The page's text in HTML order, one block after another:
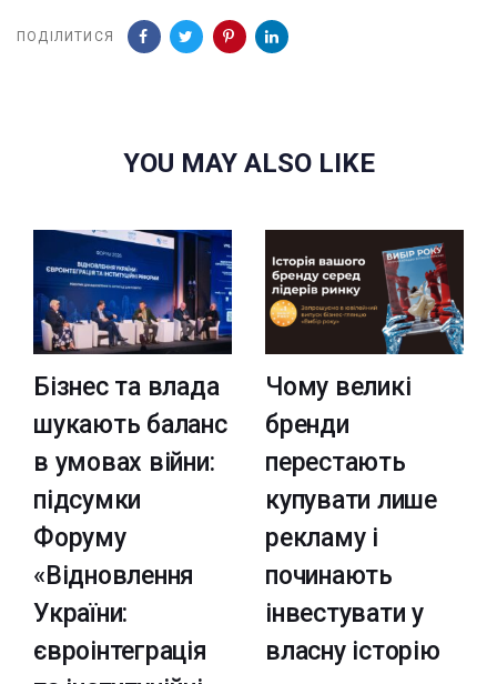
ПОДІЛИТИСЯ
YOU MAY ALSO LIKE
Бізнес та влада
шукають баланс
в умовах війни:
підсумки
Форуму
«Відновлення
України:
євроінтеграція
Чому великі
бренди
перестають
купувати лише
рекламу і
починають
інвестувати у
власну історію